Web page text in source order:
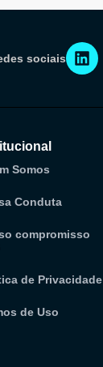
sociais
Somos
Conduta
compromisso
de Privacidade
de Uso